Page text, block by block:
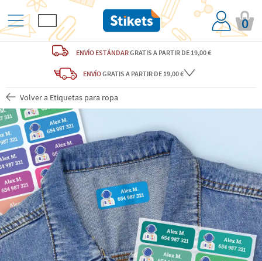
0
ENVÍO ESTÁNDARGRATIS A PARTIR DE 19,00 €
ENVÍOGRATIS A PARTIR DE 19,00 €
Volver a Etiquetas para ropa